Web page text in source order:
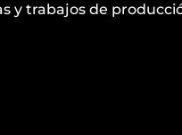
y trabajos de